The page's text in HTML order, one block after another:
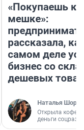
«Покупаешь
мешке»:
рассказала,
самом деле
бизнес со
дешевых
Наталья
Открыла
деньги